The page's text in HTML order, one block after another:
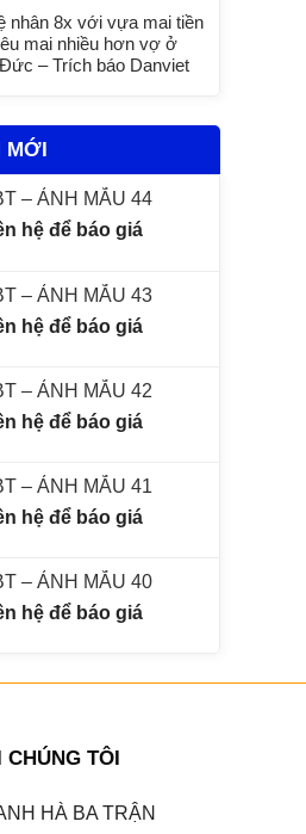
nhân 8x với vựa mai tiền
mai nhiều hơn vợ ở
– Trích báo Danviet
MỚI
– ẢNH MẪU 44
hệ để báo giá
– ẢNH MẪU 43
hệ để báo giá
– ẢNH MẪU 42
hệ để báo giá
– ẢNH MẪU 41
hệ để báo giá
– ẢNH MẪU 40
hệ để báo giá
KHÔNG
CHÚNG TÔI
HÀ BA TRẬN